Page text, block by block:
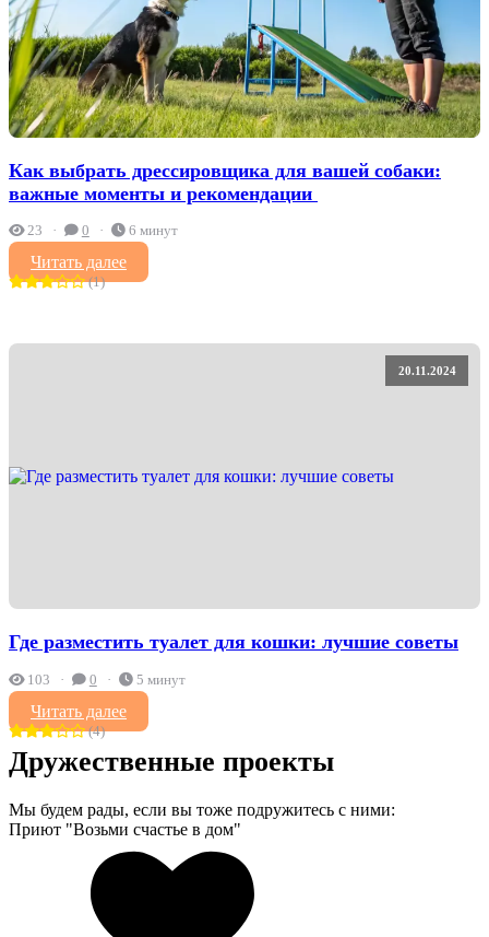
Как выбрать дрессировщика для вашей собаки:
важные моменты и рекомендации ‍
23 0 6 минут
Читать далее
(1)
20.11.2024
Где разместить туалет для кошки: лучшие советы
103 0 5 минут
Читать далее
(4)
Дружественные проекты
Мы будем рады, если вы тоже подружитесь с ними:
Приют "Возьми счастье в дом"